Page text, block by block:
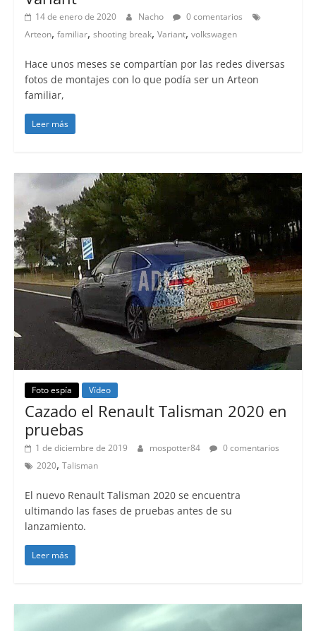
14 de enero de 2020 Nacho
0 comentarios
Arteon, familiar, shooting break, Variant, volkswagen
Hace unos meses se compartían por las redes diversas
fotos de montajes con lo que podía ser un Arteon
familiar,
Leer más
Foto espía Vídeo
Cazado el Renault Talisman 2020 en
pruebas
1 de diciembre de 2019 mospotter84
0 comentarios
2020, Talisman
El nuevo Renault Talisman 2020 se encuentra
ultimando las fases de pruebas antes de su
lanzamiento.
Leer más